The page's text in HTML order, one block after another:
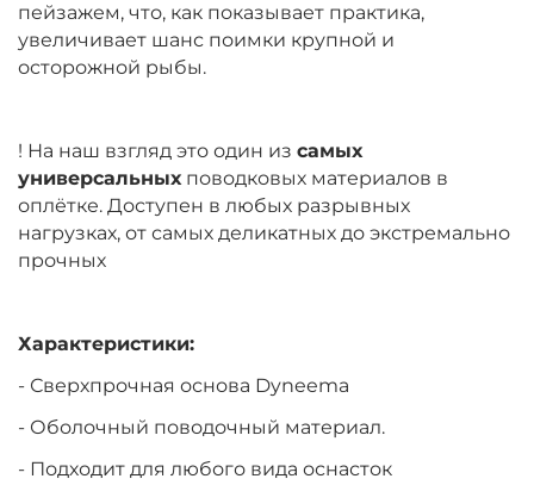
Тест:
пейзажем, что, как показывает практика,
увеличивает шанс поимки крупной и
осторожной рыбы.
! На наш взгляд это один из самых
универсальныхповодковых материалов в
оплётке. Доступен в любых разрывных
нагрузках, от самых деликатных до экстремально
прочных
Характеристики:
- Сверхпрочная основа Dyneema
- Оболочный поводочный материал.
- Подходит для любого вида оснасток